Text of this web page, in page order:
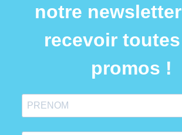
notre
recevoir
promos !